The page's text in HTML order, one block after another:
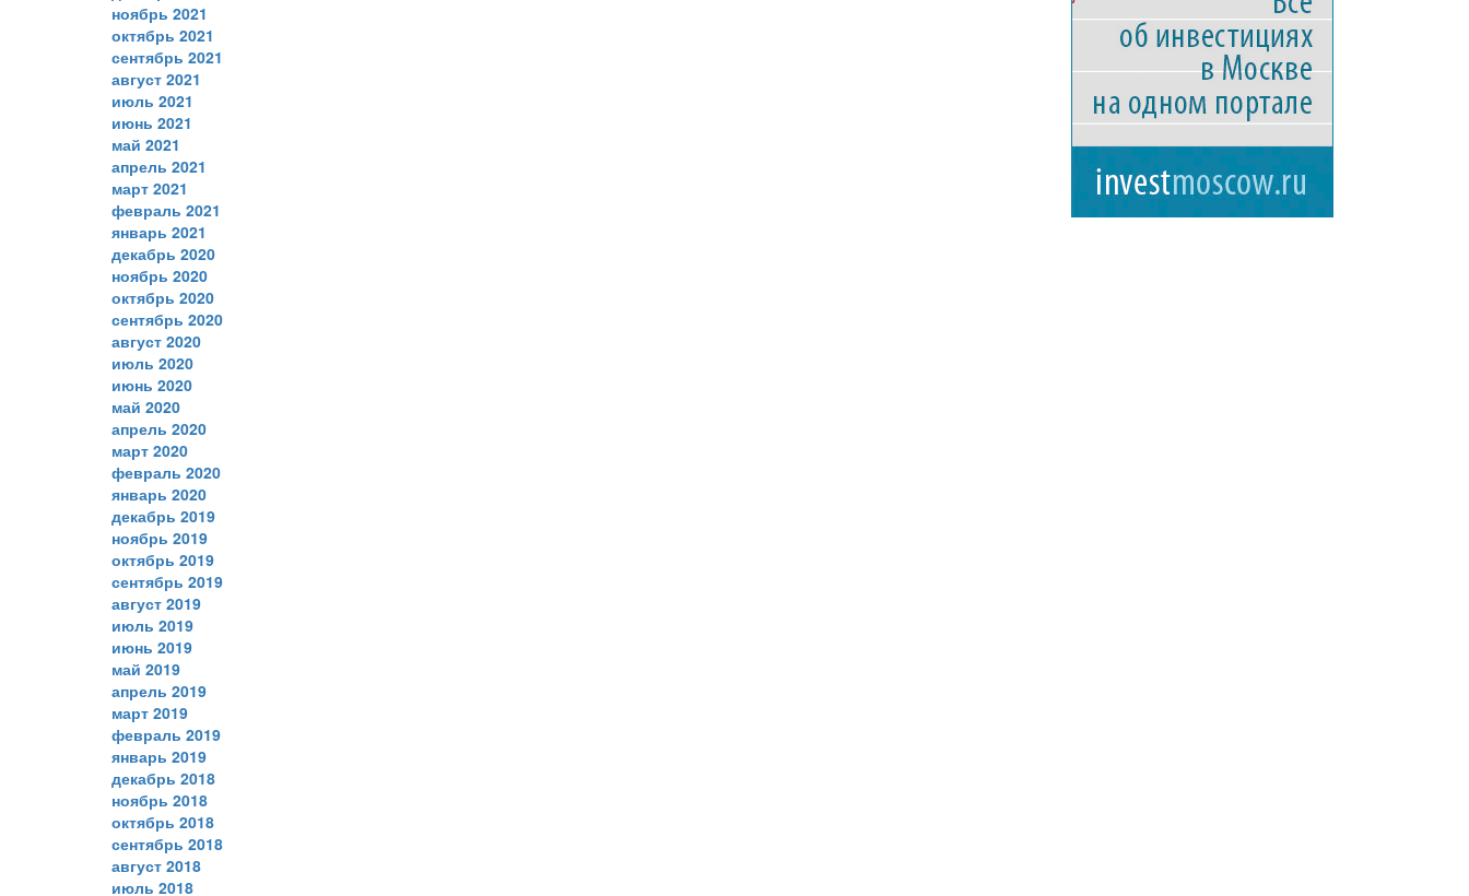
ноябрь 2021
октябрь 2021
сентябрь 2021
август 2021
июль 2021
июнь 2021
май 2021
апрель 2021
март 2021
февраль 2021
январь 2021
декабрь 2020
ноябрь 2020
октябрь 2020
сентябрь 2020
август 2020
июль 2020
июнь 2020
май 2020
апрель 2020
март 2020
февраль 2020
январь 2020
декабрь 2019
ноябрь 2019
октябрь 2019
сентябрь 2019
август 2019
июль 2019
июнь 2019
май 2019
апрель 2019
март 2019
февраль 2019
январь 2019
декабрь 2018
ноябрь 2018
октябрь 2018
сентябрь 2018
август 2018
июль 2018